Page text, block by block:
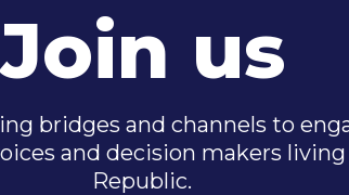
Join us
bridges and channels to
and decision makers
Republic.